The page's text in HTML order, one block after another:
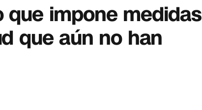
que impone medidas
que aún no han